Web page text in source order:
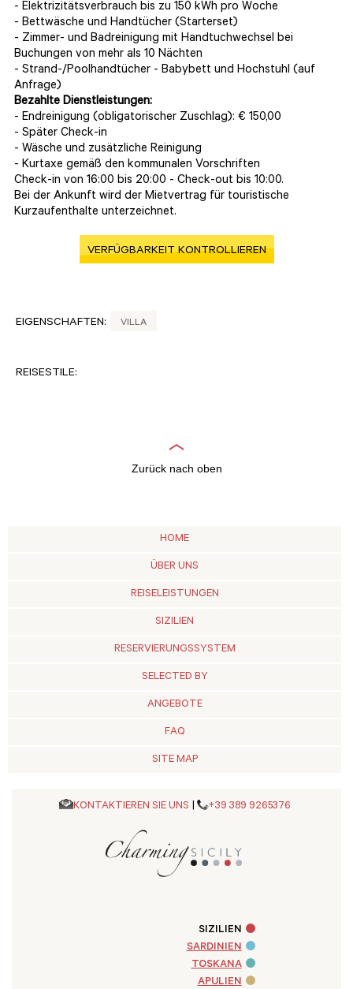
- Elektrizitätsverbrauch bis zu 150 kWh pro Woche
- Bettwäsche und Handtücher (Starterset)
- Zimmer- und Badreinigung mit Handtuchwechsel bei
Buchungen von mehr als 10 Nächten
- Strand-/Poolhandtücher - Babybett und Hochstuhl (auf
Anfrage)
Bezahlte Dienstleistungen:
- Endreinigung (obligatorischer Zuschlag): € 150,00
- Später Check-in
- Wäsche und zusätzliche Reinigung
- Kurtaxe gemäß den kommunalen Vorschriften
Check-in von 16:00 bis 20:00 - Check-out bis 10:00.
Bei der Ankunft wird der Mietvertrag für touristische
Kurzaufenthalte unterzeichnet.
VERFÜGBARKEIT KONTROLLIEREN
EIGENSCHAFTEN: VILLA
REISESTILE:
Zurück nach oben
HOME
ÜBER UNS
REISELEISTUNGEN
SIZILIEN
RESERVIERUNGSSYSTEM
SELECTED BY
ANGEBOTE
FAQ
SITE MAP
KONTAKTIEREN SIE UNS | +39 389 9265376
SIZILIEN
SARDINIEN
TOSKANA
APULIEN